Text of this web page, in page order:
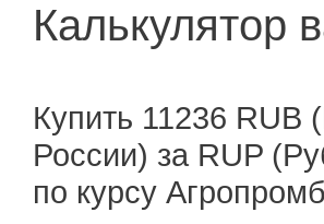
Калькулятор
Купить 11236 RUB
России) за RUP
по курсу